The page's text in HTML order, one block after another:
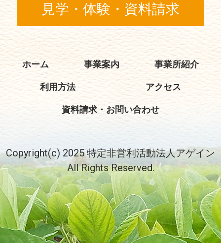
見学・体験・資料請求
ホーム 事業案内 事業所紹介
利用方法 アクセス
資料請求・お問い合わせ
Copyright(c) 2025 特定非営利活動法人アゲイン
All Rights Reserved.